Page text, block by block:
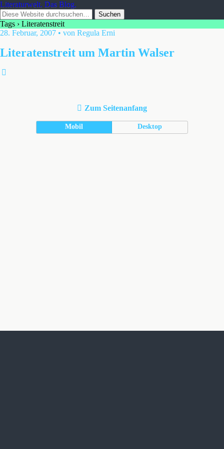
Literaturwelt. Das Blog.
Tags › Literatenstreit
28. Februar, 2007 • von Regula Erni
Literatenstreit um Martin Walser
Zum Seitenanfang
Mobil Desktop